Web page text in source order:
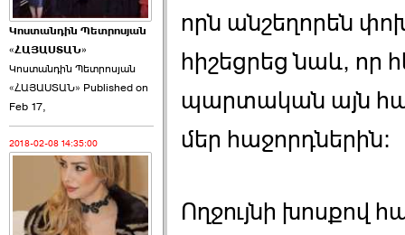
Այս ընդդիմությունը
կվերցնի ›››
2026-06-09 00:41:00
Կոստանդին Պետրոսյան
«ՀԱՅԱՍՏԱՆ»
Կոստանդին Պետրոսյան
«ՀԱՅԱՍՏԱՆ» Published on
Feb 17,
2018-02-08 14:35:00
որն անշեղորեն
հիշեցրեց նաև, որ
պարտական այն
մեր հաջորդներին։
Ողջույնի խոսքով